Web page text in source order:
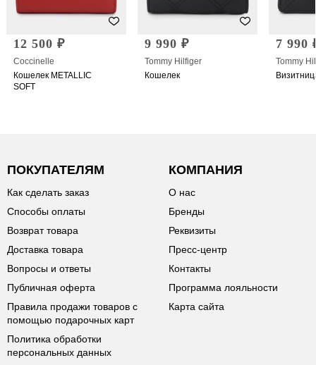
12 500 ₽
Coccinelle
Кошелек METALLIC
SOFT
9 990 ₽
Tommy Hilfiger
Кошелек
7 990
Tommy
ПОКУПАТЕЛЯМ
Как сделать заказ
Способы оплаты
Возврат товара
Доставка товара
Вопросы и ответы
Публичная оферта
Правила продажи товаров с
помощью подарочных карт
Политика обработки
персональных данных
КОМПАНИЯ
О нас
Бренды
Реквизиты
Пресс-центр
Контакты
Программа лояльности
Карта сайта